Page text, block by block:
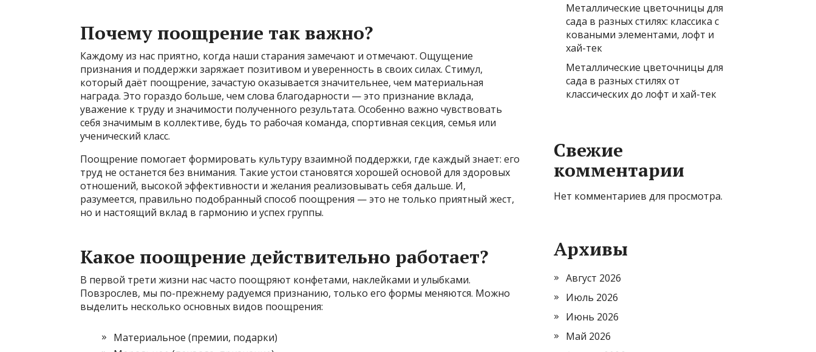
Почему поощрение так важно?
Каждому из нас приятно, когда наши старания замечают и отмечают. Ощущение
признания и поддержки заряжает позитивом и уверенность в своих силах. Стимул,
который даёт поощрение, зачастую оказывается значительнее, чем материальная
награда. Это гораздо больше, чем слова благодарности — это признание вклада,
уважение к труду и значимости полученного результата. Особенно важно чувствовать
себя значимым в коллективе, будь то рабочая команда, спортивная секция, семья или
ученический класс.
Поощрение помогает формировать культуру взаимной поддержки, где каждый знает: его
труд не останется без внимания. Такие устои становятся хорошей основой для здоровых
отношений, высокой эффективности и желания реализовывать себя дальше. И,
разумеется, правильно подобранный способ поощрения — это не только приятный жест,
но и настоящий вклад в гармонию и успех группы.
Какое поощрение действительно работает?
В первой трети жизни нас часто поощряют конфетами, наклейками и улыбками.
Повзрослев, мы по-прежнему радуемся признанию, только его формы меняются. Можно
выделить несколько основных видов поощрения:
Материальное (премии, подарки)
Металлические цветочницы для
сада в разных стилях: классика с
коваными элементами, лофт и
хай-тек
Металлические цветочницы для
сада в разных стилях от
классических до лофт и хай-тек
Свежие
комментарии
Нет комментариев для просмотра.
Архивы
Август 2026
Июль 2026
Июнь 2026
Май 2026